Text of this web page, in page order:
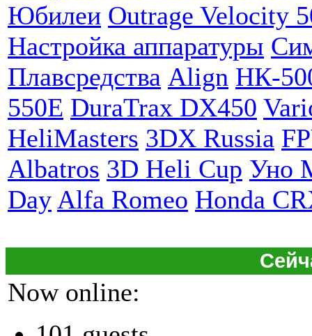
Юбилеи Outrage Velocity
Настройка аппаратуры
Плавсредства Align НК-
550E DuraTrax DX450
HeliMasters 3DX Russia
Albatros 3D Heli Cup Уно
Day Alfa Romeo Honda
Now online: